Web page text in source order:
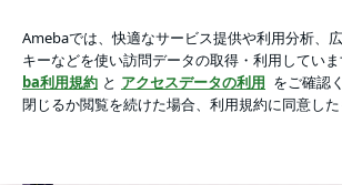
いかわにドはまり中♡
アプリをダウンロードして ブログの更新通知
を
ょう。